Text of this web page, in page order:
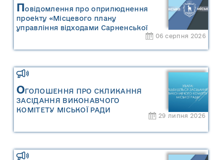
Повідомлення про оприлюднення
проекту «Місцевого плану
управління відходами Сарненської
міської територіальної громади» та
управління відходами Сарненської
міської територіальної громади»
06 серпня 2026
ОГОЛОШЕННЯ ПРО СКЛИКАННЯ
ЗАСІДАННЯ ВИКОНАВЧОГО
КОМІТЕТУ МІСЬКОЇ РАДИ
29 липня 2026